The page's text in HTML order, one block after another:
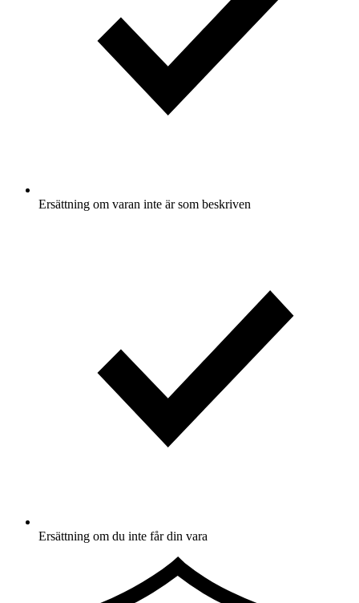
Ersättning om varan inte är som beskriven
Ersättning om du inte får din vara